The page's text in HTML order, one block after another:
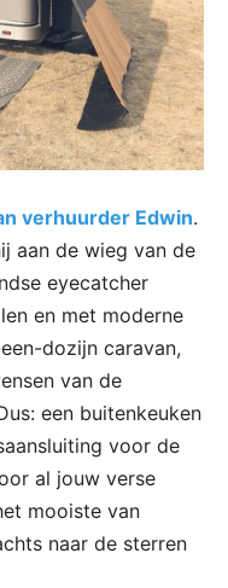
verhuurder Edwin.
aan de wieg van de
eyecatcher
en met moderne
dozijn caravan,
van de
een buitenkeuken
voor de
al jouw verse
mooiste van
naar de sterren